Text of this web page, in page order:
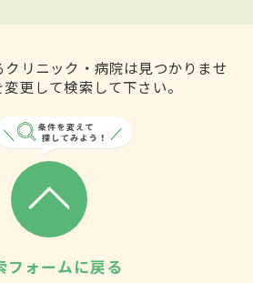
リニック・病院は見つかりませ
更して検索して下さい。
フォームに戻る